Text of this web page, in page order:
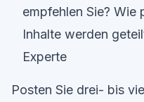
empfehlen Sie? Wie
Inhalte werden
Experte
Posten Sie drei- bis